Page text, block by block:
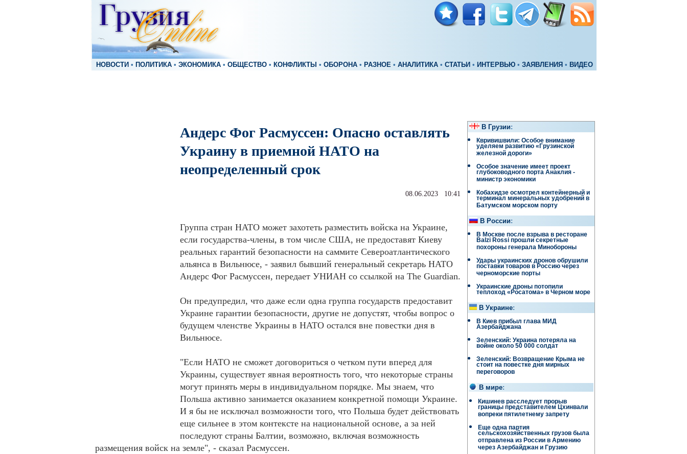
НОВОСТИ • ПОЛИТИКА • ЭКОНОМИКА • ОБЩЕСТВО • КОНФЛИКТЫ • ОБОРОНА • РАЗНОЕ • АНАЛИТИКА • СТАТЬИ • ИНТЕРВЬЮ • ЗАЯВЛЕНИЯ • ВИДЕО
Андерс Фог Расмуссен: Опасно оставлять
Украину в приемной НАТО на
неопределенный срок
08.06.2023 10:41
Группа стран НАТО может захотеть разместить войска на Украине,
если государства-члены, в том числе США, не предоставят Киеву
реальных гарантий безопасности на саммите Североатлантического
альянса в Вильнюсе, - заявил бывший генеральный секретарь НАТО
Андерс Фог Расмуссен, передает УНИАН со ссылкой на The Guardian.
Он предупредил, что даже если одна группа государств предоставит
Украине гарантии безопасности, другие не допустят, чтобы вопрос о
будущем членстве Украины в НАТО остался вне повестки дня в
Вильнюсе.
"Если НАТО не сможет договориться о четком пути вперед для
Украины, существует явная вероятность того, что некоторые страны
могут принять меры в индивидуальном порядке. Мы знаем, что
Польша активно занимается оказанием конкретной помощи Украине.
И я бы не исключал возможности того, что Польша будет действовать
еще сильнее в этом контексте на национальной основе, а за ней
последуют страны Балтии, возможно, включая возможность
размещения войск на земле", - сказал Расмуссен.
В Грузии:
Квривишвили: Особое внимание
уделяем развитию «Грузинской
железной дороги»
Особое значение имеет проект
глубоководного порта Анаклия -
министр экономики
Кобахидзе осмотрел контейнерный и
терминал минеральных удобрений в
Батумском морском порту
В России:
В Москве после взрыва в ресторане
Balzi Rossi прошли секретные
похороны генерала Минобороны
Удары украинских дронов обрушили
поставки товаров в Россию через
черноморские порты
Украинские дроны потопили
теплоход «Росатома» в Черном море
В Украине:
В Киев прибыл глава МИД
Азербайджана
Зеленский: Украина потеряла на
войне около 50 000 солдат
Зеленский: Возвращение Крыма не
стоит на повестке дня мирных
переговоров
В мире:
Кишинев расследует прорыв
границы представителем Цхинвали
вопреки пятилетнему запрету
Еще одна партия
сельскохозяйственных грузов была
отправлена ​​из России в Армению
через Азербайджан и Грузию